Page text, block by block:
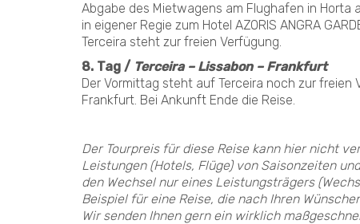
Abgabe des Mietwagens am Flughafen in Horta
in eigener Regie zum Hotel AZORIS ANGRA
Terceira steht zur freien Verfügung.
8. Tag / Terceira – Lissabon – Frankfurt
Der Vormittag steht auf Terceira noch zur
Frankfurt. Bei Ankunft Ende die Reise.
Der Tourpreis für diese Reise kann hier nicht
Leistungen (Hotels, Flüge) von Saisonzeiten
den Wechsel nur eines Leistungsträgers
Beispiel für eine Reise, die nach Ihren
Wir senden Ihnen gern ein wirklich